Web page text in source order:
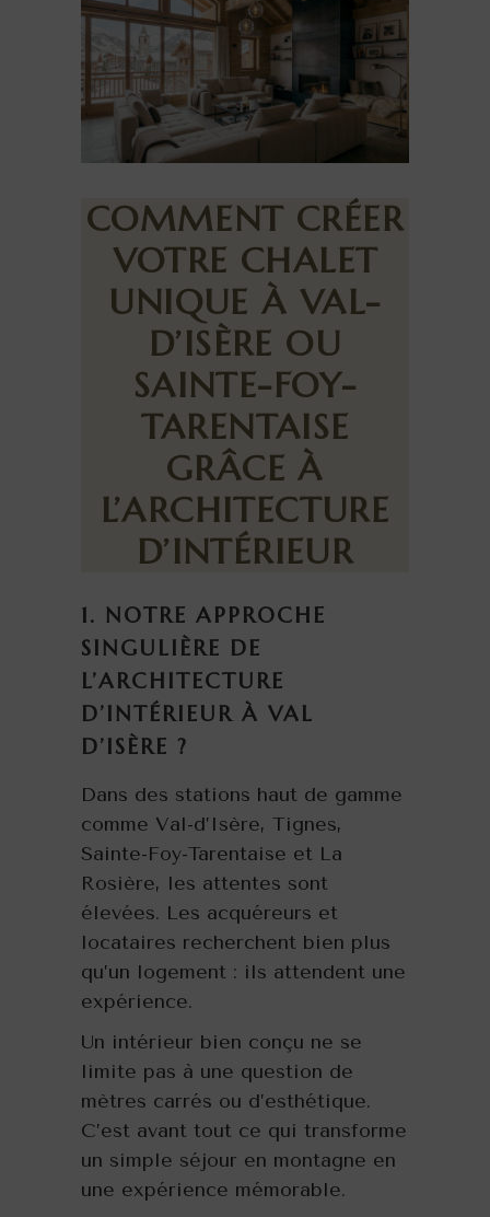
COMMENT CRÉER
VOTRE CHALET
UNIQUE À VAL-
D’ISÈRE OU
SAINTE-FOY-
TARENTAISE
GRÂCE À
L’ARCHITECTURE
D’INTÉRIEUR
1. NOTRE APPROCHE
SINGULIÈRE DE
L’ARCHITECTURE
D’INTÉRIEUR À VAL
D’ISÈRE ?
Dans des stations haut de gamme
comme Val-d’Isère, Tignes,
Sainte-Foy-Tarentaise et La
Rosière, les attentes sont
élevées. Les acquéreurs et
locataires recherchent bien plus
qu’un logement : ils attendent une
expérience.
Un intérieur bien conçu ne se
limite pas à une question de
mètres carrés ou d’esthétique.
C’est avant tout ce qui transforme
un simple séjour en montagne en
une expérience mémorable.